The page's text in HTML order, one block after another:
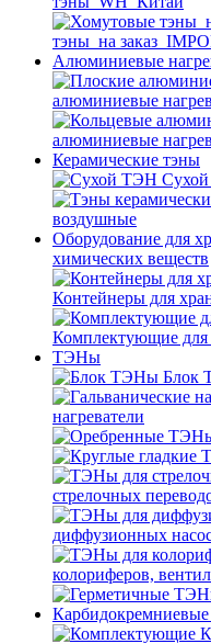
тэны_на
Алюминиевые
алюминиевые
алюминиевые
Керамические тэны
воздушные
Оборудование для
химических веществ
Контейнеры для
Комплектующие для
ТЭНы
Блок
нагреватели
стрелочных
диффузионных
колориферов,
Карбидокремниевые